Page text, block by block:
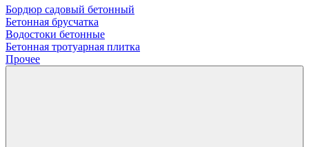
Бордюр садовый бетонный
Бетонная брусчатка
Водостоки бетонные
Бетонная тротуарная плитка
Прочее